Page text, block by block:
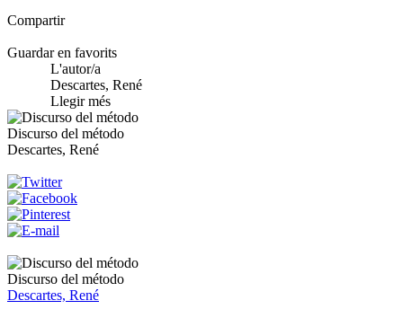
Compartir
Guardar en favorits
L'autor/a
Descartes, René
Llegir més
Discurso del método
Descartes, René
Discurso del método
Descartes, René